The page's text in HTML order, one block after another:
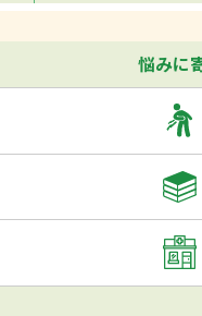
悩みに